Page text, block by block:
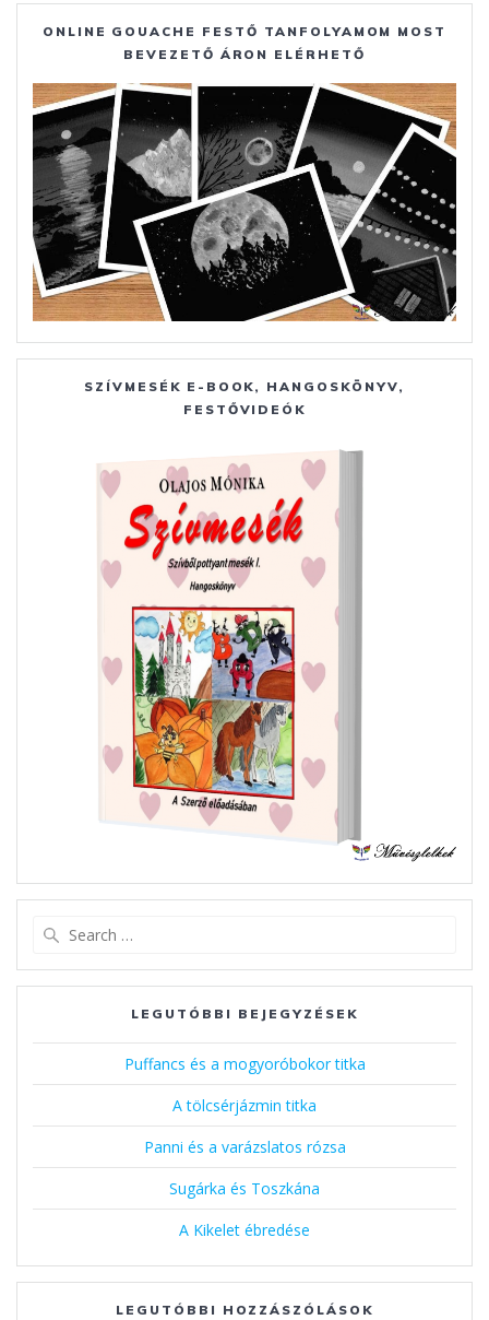
ONLINE GOUACHE FESTŐ TANFOLYAMOM MOST
BEVEZETŐ ÁRON ELÉRHETŐ
SZÍVMESÉK E-BOOK, HANGOSKÖNYV,
FESTŐVIDEÓK
LEGUTÓBBI BEJEGYZÉSEK
Puffancs és a mogyoróbokor titka
A tölcsérjázmin titka
Panni és a varázslatos rózsa
Sugárka és Toszkána
A Kikelet ébredése
LEGUTÓBBI HOZZÁSZÓLÁSOK